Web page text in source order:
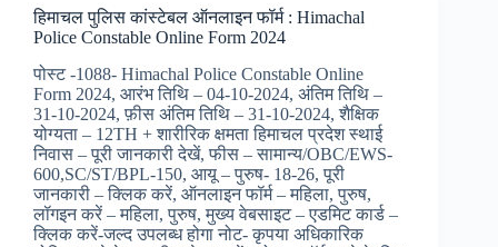
:
ITBP
कांस्टेबल
ड्राईवर
ऑनलाइन
फॉर्म,
हिमाचल पुलिस कांस्टेबल ऑनलाइन फॉर्म : Himachal
Police Constable Online Form 2024
पोस्ट -1088- Himachal Police Constable Online
Form 2024, आरंभ तिथि – 04-10-2024, अंतिम तिथि –
31-10-2024, फ़ीस अंतिम तिथि – 31-10-2024, शैक्षिक
योग्यता – 12TH + शारीरिक क्षमता हिमाचल प्रदेश स्थाई
निवास – पूरी जानकारी देखें, फीस – सामान्य/OBC/EWS-
600,SC/ST/BPL-150, आयू – पुरुष- 18-26, पूरी
जानकारी – क्लिक करें, ऑनलाइन फॉर्म – महिला, पुरुष,
लॉगइन करें – महिला, पुरुष, मुख्य वेबसाइट – एडमिट कार्ड –
क्लिक करें-जल्द उपलब्ध होगा नोट- कृपया अधिकारिक